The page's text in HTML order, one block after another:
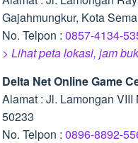
Gajahmungkur, Kota
No. Telpon : 0857-4134-
> Lihat peta lokasi, jam
Delta Net Online Game
Alamat : Jl. Lamongan
50233
No. Telpon : 0896-8892-